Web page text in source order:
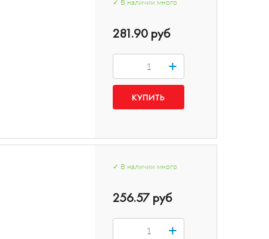
✓ В наличии много
281.90 руб
+
✓ В наличии много
256.57 руб
+